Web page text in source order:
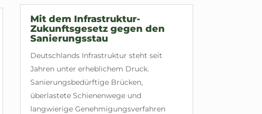
Mit dem Infrastruktur-
Zukunftsgesetz gegen den
Sanierungsstau
Deutschlands Infrastruktur steht seit
Jahren unter erheblichem Druck.
Sanierungsbedürftige Brücken,
überlastete Schienenwege und
langwierige Genehmigungsverfahren